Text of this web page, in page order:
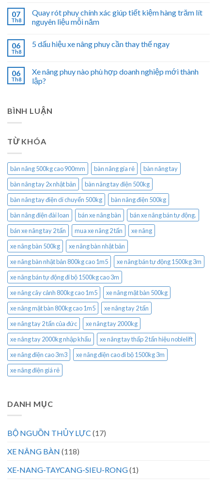
07
Th8
Quay rót phuy chính xác giúp tiết kiệm hàng trăm lít
nguyên liệu mỗi năm
06
Th8
5 dấu hiệu xe nâng phuy cần thay thế ngay
06
Th8
Xe nâng phuy nào phù hợp doanh nghiệp mới thành
lập?
BÌNH LUẬN
TỪ KHÓA
bàn nâng 500kg cao 900mm bàn nâng gía rẻ
bàn nâng tay
bàn nâng tay 2x nhật bản
bàn nâng tay điện 500kg
bàn nâng tay điện di chuyển 500kg
bàn nâng điện 500kg
bàn nâng điện đài loan
bán xe nâng bàn
bán xe nâng bán tự động.
bán xe nâng tay 2 tấn
mua xe nâng 2 tấn
xe nâng
xe nâng bàn 500kg
xe nâng bàn nhật bản
xe nâng bàn nhật bản 800kg cao 1m5
xe nâng bán tự động 1500kg 3m
xe nâng bán tự động đi bộ 1500kg cao 3m
xe nâng cây cảnh 800kg cao 1m5
xe nâng mặt bàn 500kg
xe nâng mặt bàn 800kg cao 1m5
xe nâng tay 2 tấn
xe nâng tay 2 tấn của đức
xe nâng tay 2000kg
xe nâng tay 2000kg nhập khẩu
xe nâng tay thấp 2 tấn hiệu noblelift
xe nâng điện cao 3m3
xe nâng điện cao đi bộ 1500kg 3m
xe nâng điện giá rẻ
DANH MỤC
BỘ NGUỒN THỦY LỰC (17)
XE NÂNG BÀN (118)
XE-NANG-TAYCANG-SIEU-RONG(1)